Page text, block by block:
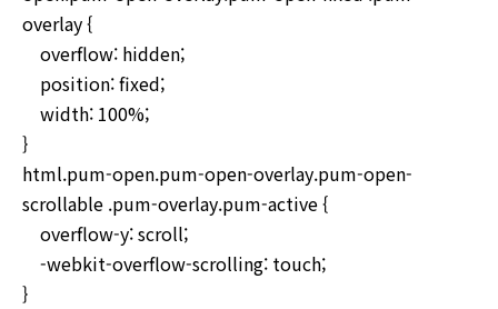
overlay {
overflow: hidden;
position: fixed;
width: 100%;
}
html.pum-open.pum-open-overlay.pum-open-
scrollable .pum-overlay.pum-active {
overflow-y: scroll;
-webkit-overflow-scrolling: touch;
}